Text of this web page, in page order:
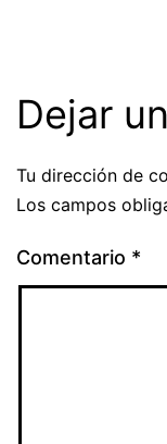
Dejar
Tu dirección de
Los campos
Comentario *